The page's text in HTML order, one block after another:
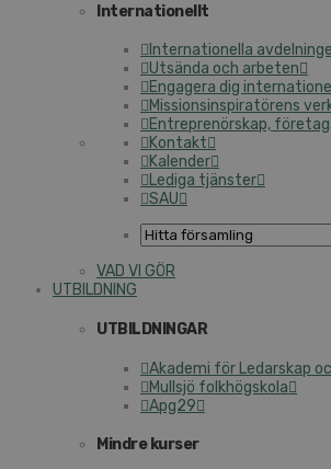
Internationellt
Internationella
Utsända och arbeten
Engagera dig
Missionsinspiratörens
Entreprenörskap,
Kontakt
Kalender
Lediga tjänster
SAU
VAD VI GÖR
UTBILDNING
UTBILDNINGAR
Akademi för Ledarskap
Mullsjö folkhögskola
Apg29
Mindre kurser